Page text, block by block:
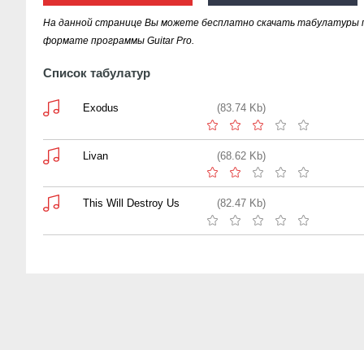
ИСПОЛНИТЕЛЯ "WEESP"
На данной странице Вы можете бесплатно скачать табулатуры
формате программы Guitar Pro.
Список табулатур
Exodus (83.74 Kb)
Livan (68.62 Kb)
This Will Destroy Us (82.47 Kb)